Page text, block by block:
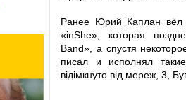
Ранее Юрий Каплан вёл
«inShe», которая
Band», а спустя
писал и исполнял
відімкнуто від мереж, 3,